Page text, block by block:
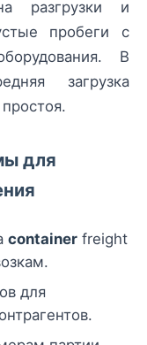
разгрузки и
пробеги с
В
загрузка
для
container freight
для